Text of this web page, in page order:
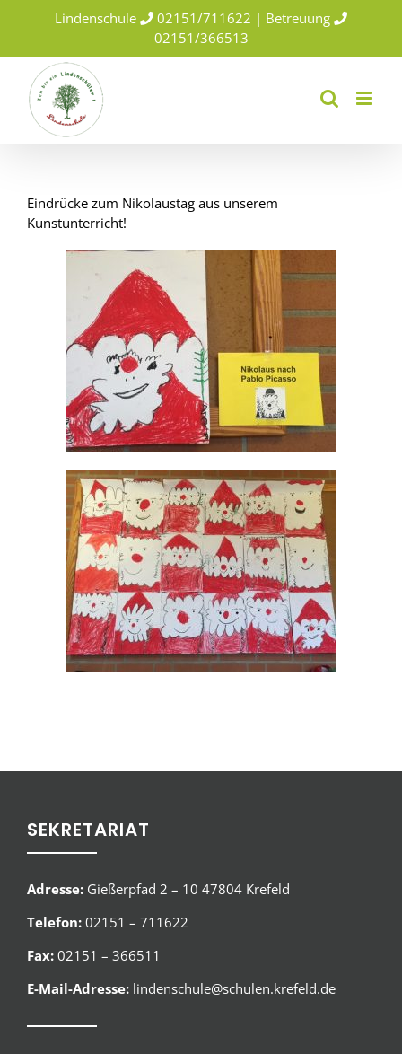
Lindenschule
02151/711622 | Betreuung
02151/366513
Eindrücke zum Nikolaustag aus unserem
Kunstunterricht!
SEKRETARIAT
Adresse: Gießerpfad 2 – 10 47804 Krefeld
Telefon: 02151 – 711622
Fax: 02151 – 366511
E-Mail-Adresse: lindenschule@schulen.krefeld.de